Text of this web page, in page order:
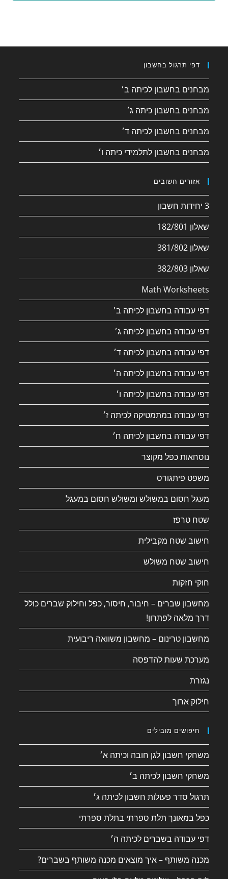
דפי תרגול בחשבון
מבחנים בחשבון לכיתה ב׳
מבחנים בחשבון כיתה ג׳
מבחנים בחשבון לכיתה ד׳
מבחנים בחשבון לתלמידי כיתה ו׳
אזורים חשובים
3 יחידות חשבון
שאלון 182/801
שאלון 381/802
שאלון 382/803
Math Worksheets
דפי עבודה בחשבון לכיתה ב׳
דפי עבודה בחשבון לכיתה ג׳
דפי עבודה בחשבון לכיתה ד׳
דפי עבודה בחשבון לכיתה ה׳
דפי עבודה בחשבון לכיתה ו׳
דפי עבודה במתמטיקה לכיתה ז׳
דפי עבודה בחשבון לכיתה ח׳
נוסחאות כפל מקוצר
משפט פיתגורס
מעגל חסום במשולש ומשולש חסום במעגל
שטח טרפז
חישוב שטח מקבילית
חישוב שטח משולש
חוקי חזקות
מחשבון שברים – חיבור, חיסור, כפל וחילוק שברים כולל
דרך מלאה לפתרון!
מחשבון טרינום – מחשבון משוואה ריבועית
מערכת שעות להדפסה
נגזרת
חילוק ארוך
חיפושים מובילים
משחקי חשבון לגן חובה וכיתה א׳
משחקי חשבון לכיתה ב׳
תרגול סדר פעולות חשבון לכיתה ג׳
כפל במאונך תלת ספרתי בתלת ספרתי
דפי עבודה בשברים לכיתה ה׳
מכנה משותף – איך מוצאים מכנה משותף בשברים?